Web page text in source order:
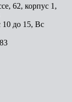
62, корпус 1,
до 15, Вс